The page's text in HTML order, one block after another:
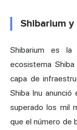
Shibarium
Shibarium es
ecosistema
capa de
Shiba Inu
superado los mil
que el número de